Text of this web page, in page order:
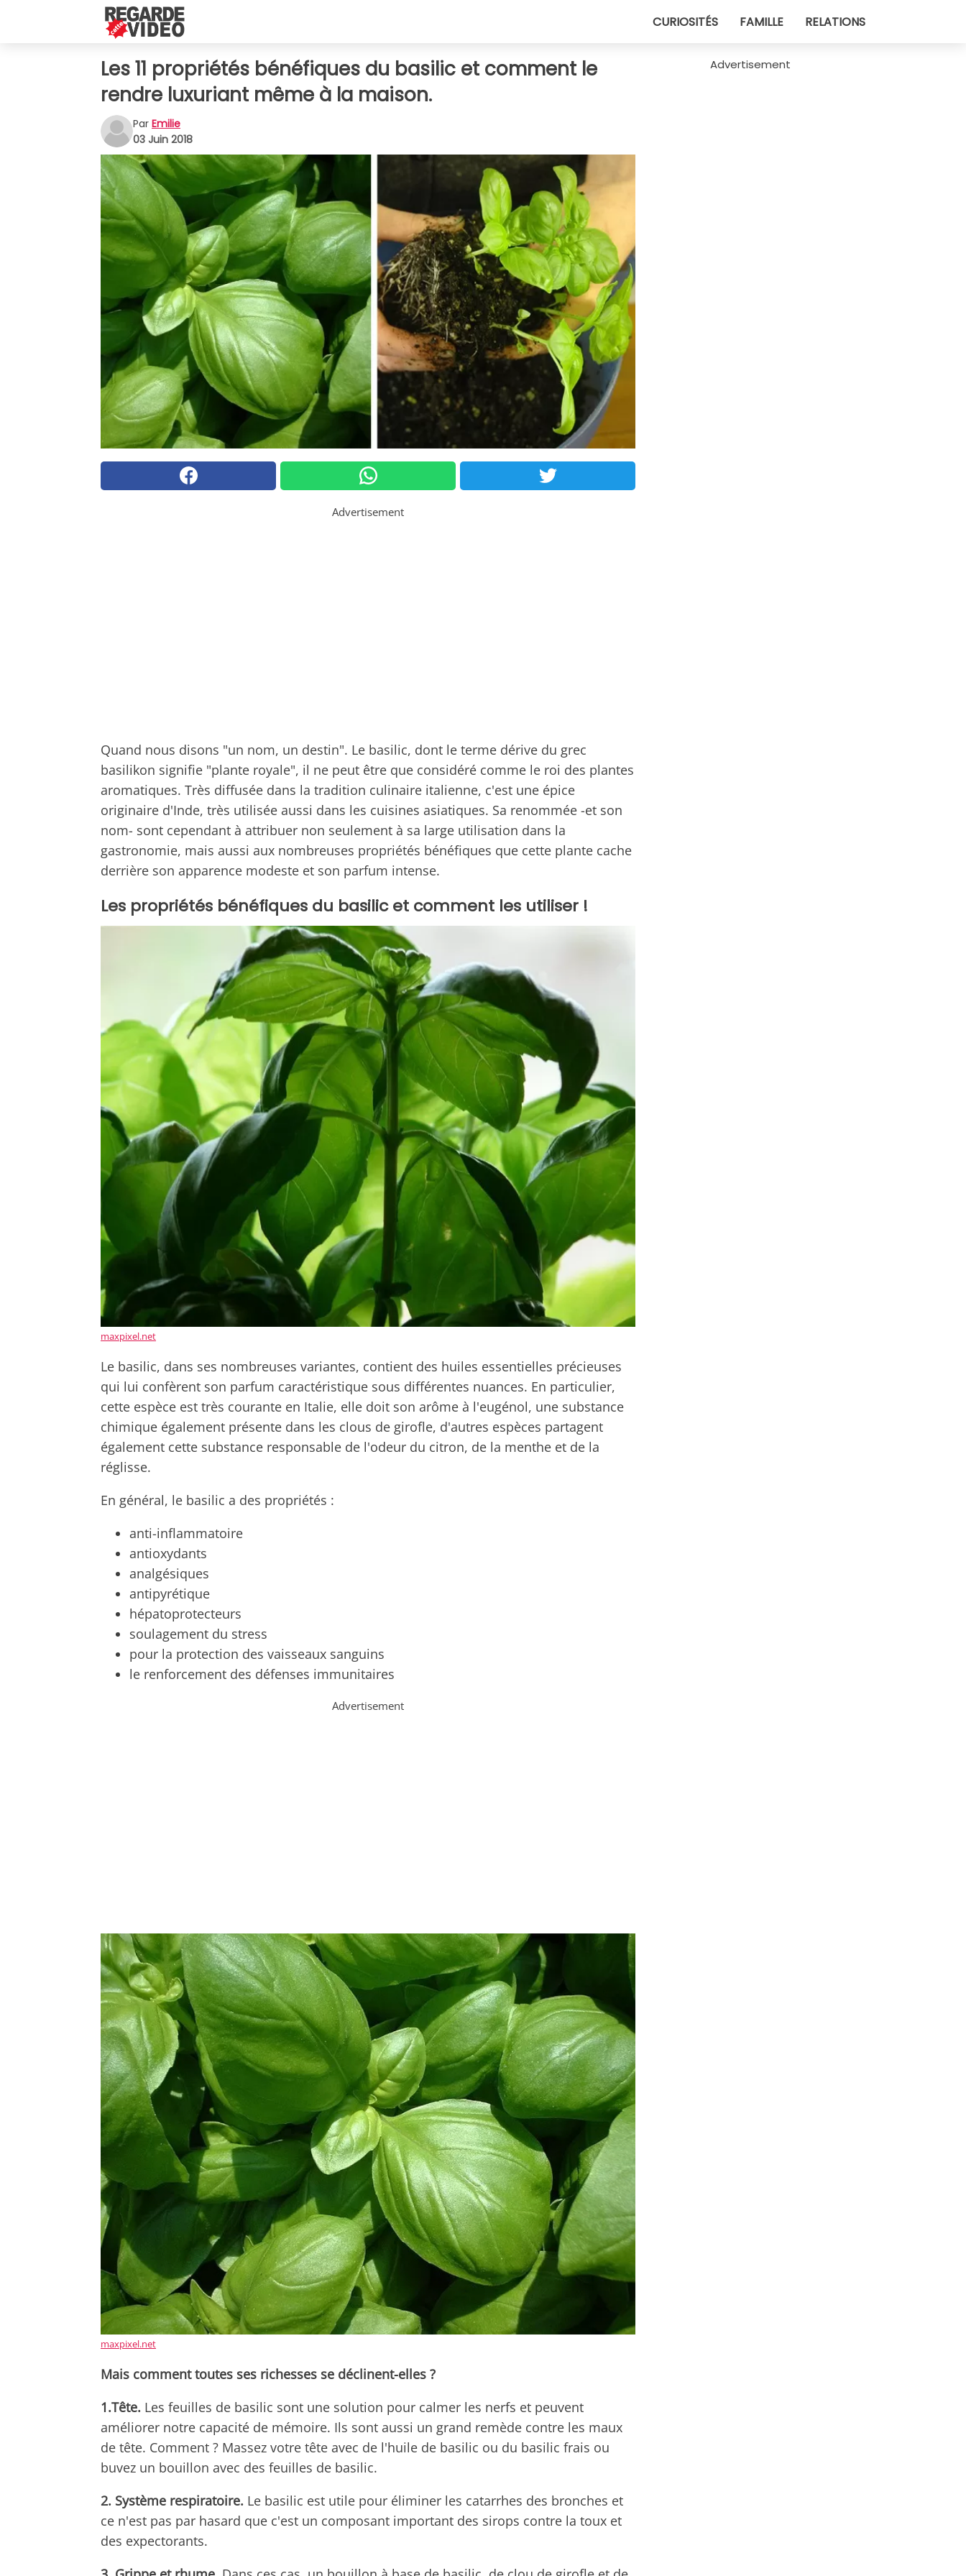
CURIOSITÉS FAMILLE RELATIONS
Les 11 propriétés bénéfiques du basilic et comment le
rendre luxuriant même à la maison.
Par Emilie
03 Juin 2018
Advertisement
Quand nous disons "un nom, un destin". Le basilic, dont le terme dérive du grec
basilikon signifie "plante royale", il ne peut être que considéré comme le roi des plantes
aromatiques. Très diffusée dans la tradition culinaire italienne, c'est une épice
originaire d'Inde, très utilisée aussi dans les cuisines asiatiques. Sa renommée -et son
nom- sont cependant à attribuer non seulement à sa large utilisation dans la
gastronomie, mais aussi aux nombreuses propriétés bénéfiques que cette plante cache
derrière son apparence modeste et son parfum intense.
Les propriétés bénéfiques du basilic et comment les utiliser !
maxpixel.net
Le basilic, dans ses nombreuses variantes, contient des huiles essentielles précieuses
qui lui confèrent son parfum caractéristique sous différentes nuances. En particulier,
cette espèce est très courante en Italie, elle doit son arôme à l'eugénol, une substance
chimique également présente dans les clous de girofle, d'autres espèces partagent
également cette substance responsable de l'odeur du citron, de la menthe et de la
réglisse.
En général, le basilic a des propriétés :
anti-inflammatoire
antioxydants
analgésiques
antipyrétique
hépatoprotecteurs
soulagement du stress
pour la protection des vaisseaux sanguins
le renforcement des défenses immunitaires
Advertisement
maxpixel.net
Mais comment toutes ses richesses se déclinent-elles ?
1.Tête. Les feuilles de basilic sont une solution pour calmer les nerfs et peuvent
améliorer notre capacité de mémoire. Ils sont aussi un grand remède contre les maux
de tête. Comment ? Massez votre tête avec de l'huile de basilic ou du basilic frais ou
buvez un bouillon avec des feuilles de basilic.
2. Système respiratoire. Le basilic est utile pour éliminer les catarrhes des bronches et
ce n'est pas par hasard que c'est un composant important des sirops contre la toux et
des expectorants.
Advertisement